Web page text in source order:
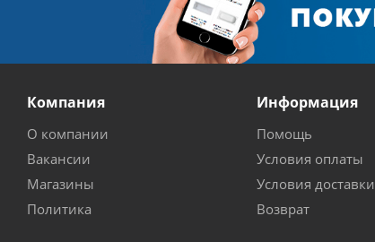
Компания
О компании
Вакансии
Магазины
Политика
Информация
Помощь
Условия оплаты
Условия доставки
Возврат